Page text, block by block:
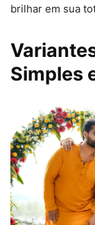
brilhar em sua
Simples